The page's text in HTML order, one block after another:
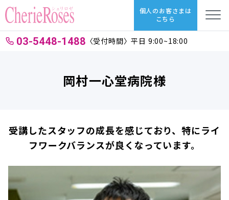
個人のお客さまは
こちら
03-5448-1488 〈受付時間〉平日 9:00~18:00
岡村一心堂病院様
受講したスタッフの成長を感じており、特にライ
フワークバランスが良くなっています。